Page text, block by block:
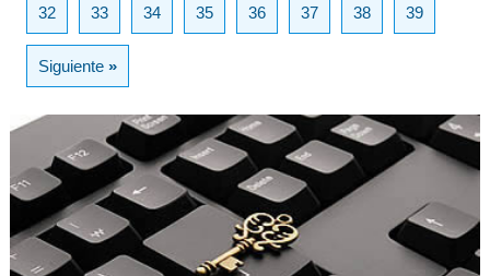
32 33 34 35 36 37 38 39
Siguiente»